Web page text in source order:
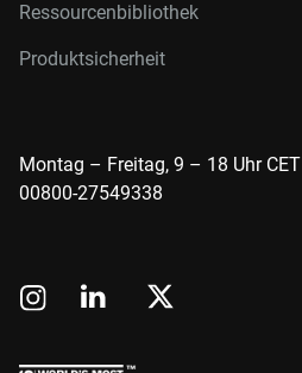
Ressourcenbibliothek
Produktsicherheit
Montag – Freitag, 9 – 18 Uhr CET
00800-27549338